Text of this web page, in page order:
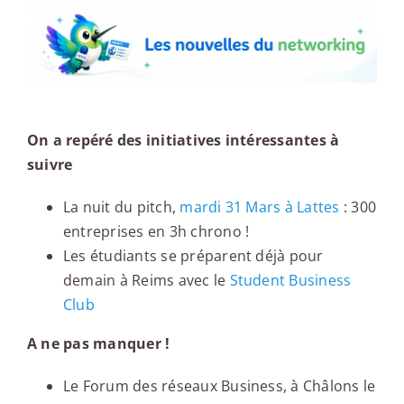
On a repéré des initiatives intéressantes à
suivre
La nuit du pitch, mardi 31 Mars à Lattes : 300
entreprises en 3h chrono !
Les étudiants se préparent déjà pour
demain à Reims avec le Student Business
Club
A ne pas manquer !
Le Forum des réseaux Business, à Châlons le